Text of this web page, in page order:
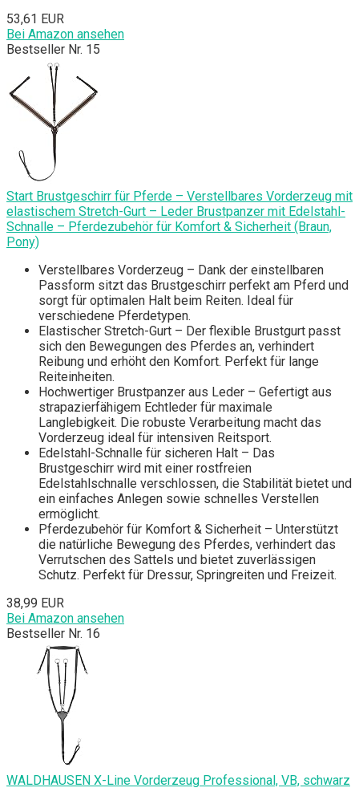
53,61 EUR
Bei Amazon ansehen
Bestseller Nr. 15
Start Brustgeschirr für Pferde – Verstellbares Vorderzeug mit
elastischem Stretch-Gurt – Leder Brustpanzer mit Edelstahl-
Schnalle – Pferdezubehör für Komfort & Sicherheit (Braun,
Pony)
Verstellbares Vorderzeug – Dank der einstellbaren
Passform sitzt das Brustgeschirr perfekt am Pferd und
sorgt für optimalen Halt beim Reiten. Ideal für
verschiedene Pferdetypen.
Elastischer Stretch-Gurt – Der flexible Brustgurt passt
sich den Bewegungen des Pferdes an, verhindert
Reibung und erhöht den Komfort. Perfekt für lange
Reiteinheiten.
Hochwertiger Brustpanzer aus Leder – Gefertigt aus
strapazierfähigem Echtleder für maximale
Langlebigkeit. Die robuste Verarbeitung macht das
Vorderzeug ideal für intensiven Reitsport.
Edelstahl-Schnalle für sicheren Halt – Das
Brustgeschirr wird mit einer rostfreien
Edelstahlschnalle verschlossen, die Stabilität bietet und
ein einfaches Anlegen sowie schnelles Verstellen
ermöglicht.
Pferdezubehör für Komfort & Sicherheit – Unterstützt
die natürliche Bewegung des Pferdes, verhindert das
Verrutschen des Sattels und bietet zuverlässigen
Schutz. Perfekt für Dressur, Springreiten und Freizeit.
38,99 EUR
Bei Amazon ansehen
Bestseller Nr. 16
WALDHAUSEN X-Line Vorderzeug Professional, VB, schwarz